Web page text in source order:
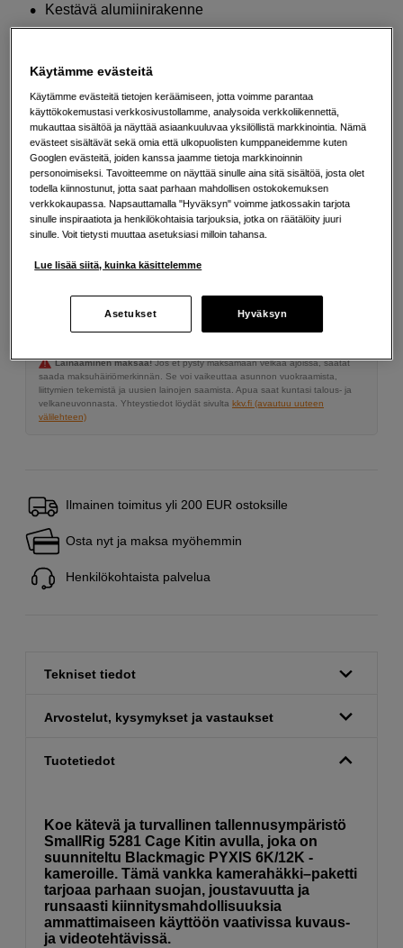
Kestävä alumiinirakenne
Integroitu kantokahva parantaa vakautta
279 EUR
Määrä
Lisää ostoskoriin
Esimerkki: 36 kk, 10 EUR/kk, yhteensä 365 EUR, todellinen vuosikorko
Avausmaksu 5 EUR, laskutusmaksu 0 EUR/kk lisäksi
Lainaaminen maksaa! Jos et pysty maksamaan velkaa ajoissa, saatat
saada maksuhäiriömerkinnän. Se voi vaikeuttaa asunnon vuokraamista,
liittymien tekemistä ja uusien lainojen saamista. Apua saat kuntasi talous- ja
velkaneuvonnasta. Yhteystiedot löydät sivulta kkv.fi (avautuu uuteen
välilehteen)
Ilmainen toimitus yli 200 EUR ostoksille
Osta nyt ja maksa myöhemmin
Henkilökohtaista palvelua
Tekniset tiedot
Arvostelut, kysymykset ja vastaukset
Tuotetiedot
Koe kätevä ja turvallinen tallennusympäristö
SmallRig 5281 Cage Kitin avulla, joka on
suunniteltu Blackmagic PYXIS 6K/12K -
kameroille. Tämä vankka kamerahäkki–paketti
tarjoaa parhaan suojan, joustavuutta ja
runsaasti kiinnitysmahdollisuuksia
ammattimaiseen käyttöön vaativissa kuvaus-
ja videotehtävissä.
Käytämme evästeitä
Käytämme evästeitä tietojen keräämiseen, jotta voimme parantaa
käyttökokemustasi verkkosivustollamme, analysoida verkkoliikennettä,
mukauttaa sisältöä ja näyttää asiaankuuluvaa yksilöllistä markkinointia. Nämä
evästeet sisältävät sekä omia että ulkopuolisten kumppaneidemme kuten
Googlen evästeitä, joiden kanssa jaamme tietoja markkinoinnin
personoimiseksi. Tavoitteemme on näyttää sinulle aina sitä sisältöä, josta olet
todella kiinnostunut, jotta saat parhaan mahdollisen ostokokemuksen
verkkokaupassa. Napsauttamalla "Hyväksyn" voimme jatkossakin tarjota
sinulle inspiraatiota ja henkilökohtaisia tarjouksia, jotka on räätälöity juuri
sinulle. Voit tietysti muuttaa asetuksiasi milloin tahansa.
Lue lisää siitä, kuinka käsittelemme
Asetukset Hyväksyn